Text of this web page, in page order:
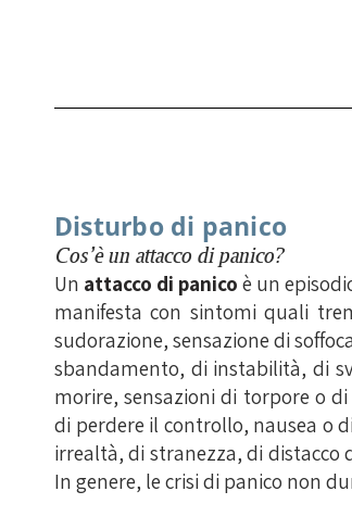
Disturbo di panico
Cos’è un attacco di panico?
Un attacco di panico è un
manifesta con sintomi quali
sudorazione, sensazione di
sbandamento, di instabilità, di
morire, sensazioni di torpore o
di perdere il controllo, nausea o
irrealtà, di stranezza, di distacco
In genere, le crisi di panico non